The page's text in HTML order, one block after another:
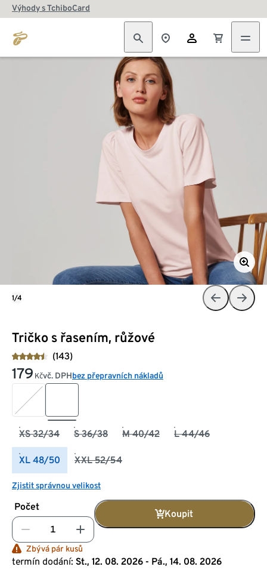
Výhody s TchiboCard
Tričko s řasením, růžové
(143)
179 Kčvč. DPHbez přepravních nákladů
XS 32/34 S 36/38 M 40/42 L 44/46
XL 48/50 XXL 52/54
Zjistit správnou velikost
Počet
Koupit
Zbývá pár kusů
termín dodání: St., 12. 08. 2026 - Pá., 14. 08. 2026
1/4